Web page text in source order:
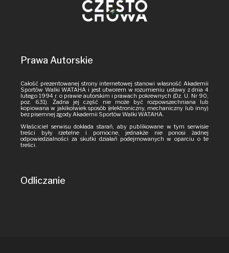
Prawa Autorskie
Całość prezentowanej strony internetowej stanowi własność Akademii
Sportów Walki WATAHA i jest utworem w rozumieniu ustawy z dnia 4
lutego 1994 r. o prawie autorskim i prawach pokrewnych (Dz. U. Nr 90,
poz. 631). Żadna jej część nie może być rozpowszechniana lub
kopiowana w jakikolwiek sposób (elektroniczny, mechaniczny lub inny)
bez pisemnej zgody Akademii Sportów Walki WATAHA.
Właściciel serwisu dokłada starań, aby publikowane w tym serwisie
treści były rzetelne i pomocne, jednakże nie ponosi żadnej
odpowiedzialności za skutki działań podejmowanych w oparciu o te
treści.
Odliczanie